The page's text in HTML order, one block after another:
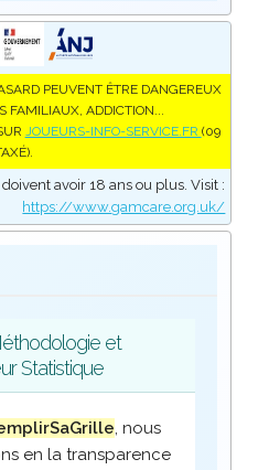
PEUVENT ÊTRE DANGEREUX
FAMILIAUX, ADDICTION...
JOUEURS-INFO-SERVICE.FR (09
avoir 18 ans ou plus. Visit :
https://www.gamcare.org.uk/
et
Statistique
, nous
en la transparence